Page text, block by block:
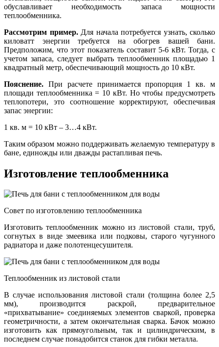
обуславливает необходимость запаса мощности
теплообменника.
Рассмотрим пример.Для начала потребуется узнать, сколько
киловатт энергии требуется на обогрев вашей бани.
Предположим, что этот показатель составит 5-6 кВт. Тогда, с
учетом запаса, следует выбрать теплообменник площадью 1
квадратный метр, обеспечивающий мощность до 10 кВт.
Пояснение. При расчете принимается пропорция 1 кв. м
площади теплообменника = 10 кВт. Но чтобы предусмотреть
теплопотери, это соотношение корректируют, обеспечивая
запас энергии:
1 кв. м = 10 кВт – 3…4 кВт.
Таким образом можно поддерживать желаемую температуру в
бане, единожды или дважды растапливая печь.
Изготовление теплообменника
Совет по изготовлению теплообменника
Изготовить теплообменник можно из листовой стали, труб,
согнутых в виде змеевика или подковы, старого чугунного
радиатора и даже полотенцесушителя.
Теплообменник из листовой стали
В случае использования листовой стали (толщина более 2,5
мм), производится раскрой, предварительное
«прихватывание» соединяемых элементов сваркой, проверка
геометричности, а затем окончательная сварка. Бачок можно
изготовить как прямоугольным, так и цилиндрическим, в
последнем случае понадобится станок для гибки металла.